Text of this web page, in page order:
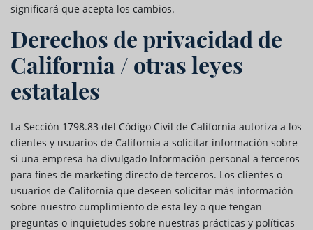
significará que acepta los cambios.
Derechos de privacidad de
California / otras leyes
estatales
La Sección 1798.83 del Código Civil de California autoriza a los
clientes y usuarios de California a solicitar información sobre
si una empresa ha divulgado Información personal a terceros
para fines de marketing directo de terceros. Los clientes o
usuarios de California que deseen solicitar más información
sobre nuestro cumplimiento de esta ley o que tengan
preguntas o inquietudes sobre nuestras prácticas y políticas